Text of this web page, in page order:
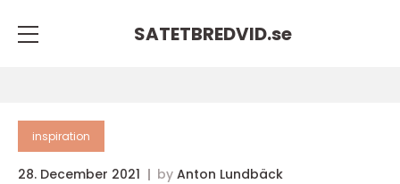
SATETBREDVID.se
inspiration
28. December 2021 by Anton Lundbäck